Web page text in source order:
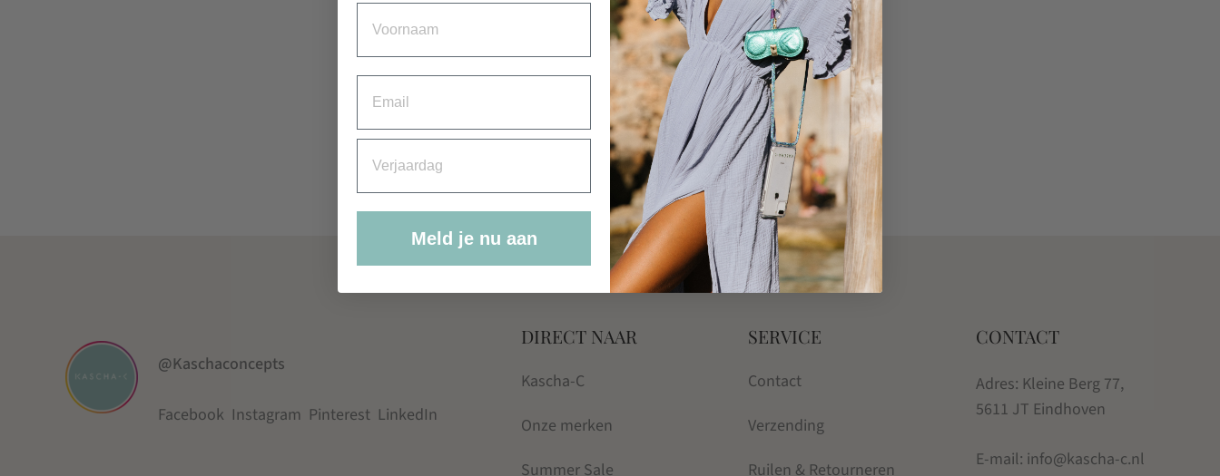
Helen b
XL BEKER K
€20.95
@Kaschaconcepts
Facebook Instagram Pinterest LinkedIn
DIRECT NAAR
Kascha-C
Onze merken
Summer Sale
SERVICE
Contact
Verzending
Ruilen & Retourneren
CONTACT
Adres: Kleine Berg 77,
5611 JT Eindhoven
E-mail: info@kascha-c.nl
Meld je nu aan